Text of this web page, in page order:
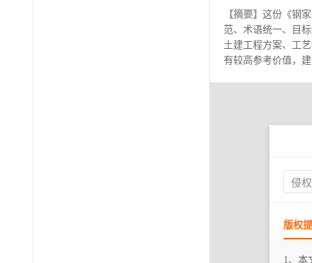
【摘要】 这份《钢
范、术语统一、目
土建工程方案、工
有较高参考价值，
侵
版权
1、本